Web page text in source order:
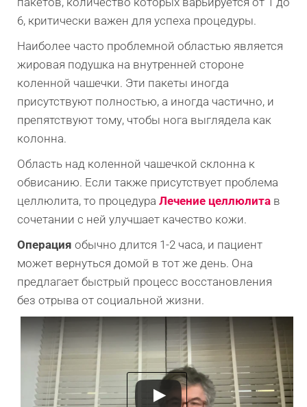
6, критически важен для успеха процедуры.
Наиболее часто проблемной областью является
жировая подушка на внутренней стороне
коленной чашечки. Эти пакеты иногда
присутствуют полностью, а иногда частично, и
препятствуют тому, чтобы нога выглядела как
колонна.
Область над коленной чашечкой склонна к
обвисанию. Если также присутствует проблема
целлюлита, то процедура Лечение целлюлита в
сочетании с ней улучшает качество кожи.
Операция обычно длится 1-2 часа, и пациент
может вернуться домой в тот же день. Она
предлагает быстрый процесс восстановления
без отрыва от социальной жизни.